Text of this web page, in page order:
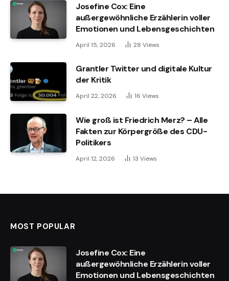
Josefine Cox: Eine
außergewöhnliche Erzählerin voller
Emotionen und Lebensgeschichten
April 15, 2026 28 Views
Grantler Twitter und digitale Kultur
der Kritik
April 22, 2026 16 Views
Wie groß ist Friedrich Merz? – Alle
Fakten zur Körpergröße des CDU-
Politikers
April 12, 2026 13 Views
MOST POPULAR
Josefine Cox: Eine
außergewöhnliche Erzählerin voller
Emotionen und Lebensgeschichten